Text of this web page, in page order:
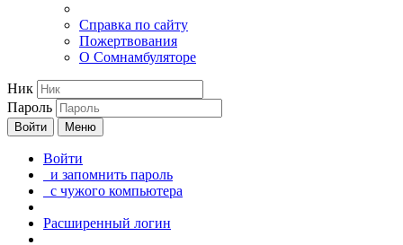
Справка по сайту
Пожертвования
О Сомнамбуляторе
Ник
Пароль
Войти Меню
Войти
и запомнить пароль
с чужого компьютера
Расширенный логин